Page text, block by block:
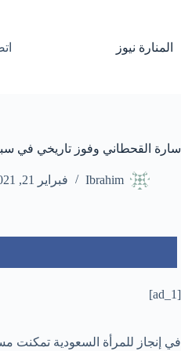
المنارة نيوز
سارة القحطاني وفوز تاريخي في
Ibrahim فبراير 21, 2021
[ad_1]
في إنجاز للمرأة السعودية تمكنت